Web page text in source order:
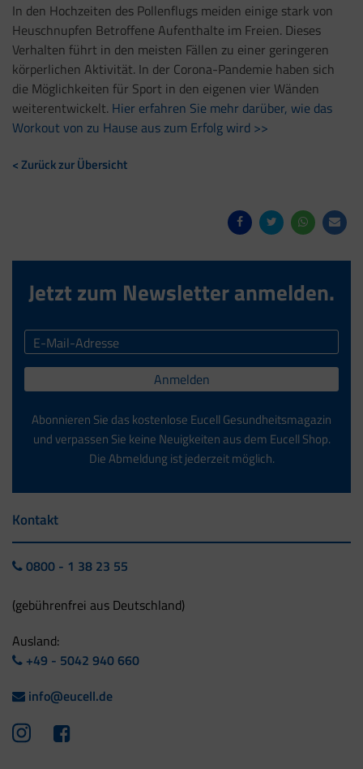
In den Hochzeiten des Pollenflugs meiden einige stark von
Heuschnupfen Betroffene Aufenthalte im Freien. Dieses
Verhalten führt in den meisten Fällen zu einer geringeren
körperlichen Aktivität. In der Corona-Pandemie haben sich
die Möglichkeiten für Sport in den eigenen vier Wänden
weiterentwickelt. Hier erfahren Sie mehr darüber, wie das
Workout von zu Hause aus zum Erfolg wird >>
< Zurück zur Übersicht
Jetzt zum Newsletter anmelden.
Anmelden
Abonnieren Sie das kostenlose Eucell Gesundheitsmagazin
und verpassen Sie keine Neuigkeiten aus dem Eucell Shop.
Die Abmeldung ist jederzeit möglich.
Kontakt
0800 - 1 38 23 55
(gebührenfrei aus Deutschland)
Ausland:
+49 - 5042 940 660
info@eucell.de